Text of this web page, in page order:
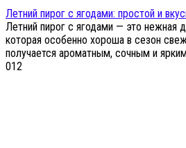
Летний пирог с ягодами: простой и
Летний пирог с ягодами — это нежная
которая особенно хороша в сезон
получается ароматным, сочным и
012